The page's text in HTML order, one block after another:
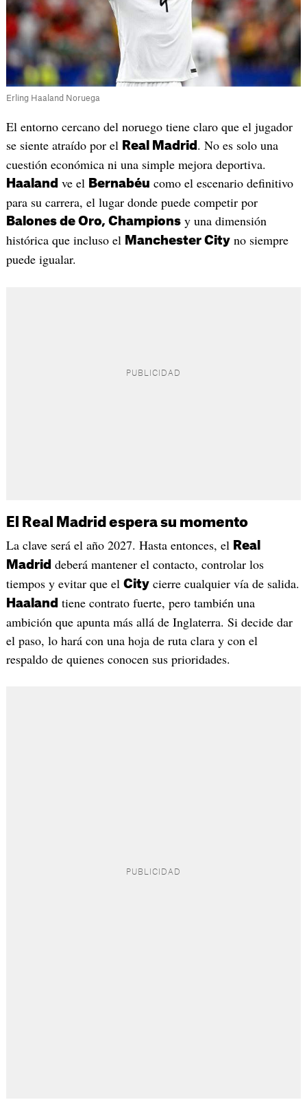
Erling Haaland Noruega
El entorno cercano del noruego tiene claro que el jugador
se siente atraído por el Real Madrid . No es solo una
cuestión económica ni una simple mejora deportiva.
Haaland ve el Bernabéu como el escenario definitivo
para su carrera, el lugar donde puede competir por
Balones de Oro, Championsy una dimensión
histórica que incluso el Manchester Cityno siempre
puede igualar.
El Real Madrid espera su momento
La clave será el año 2027. Hasta entonces, el Real
Madrid deberá mantener el contacto, controlar los
tiempos y evitar que el Citycierre cualquier vía de salida.
Haaland tiene contrato fuerte, pero también una
ambición que apunta más allá de Inglaterra. Si decide dar
el paso, lo hará con una hoja de ruta clara y con el
respaldo de quienes conocen sus prioridades.